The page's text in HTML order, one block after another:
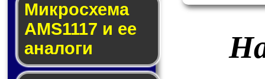
Микросхема
AMS1117 и ее
ана­ло­ги